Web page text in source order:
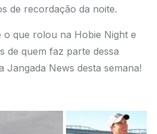
de recordação da noite.
o que rolou na Hobie Night e
de quem faz parte dessa
Jangada News desta semana!